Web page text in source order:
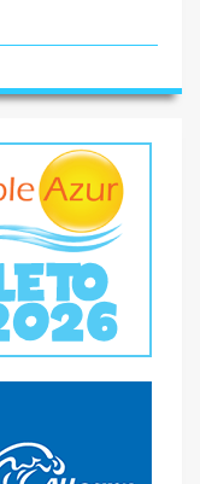
Joyce,
putovanja
i
Pulu sa
se mogu
antike, Pula je
luka.
Pule je
U prošlosti, u
kasnije u
za